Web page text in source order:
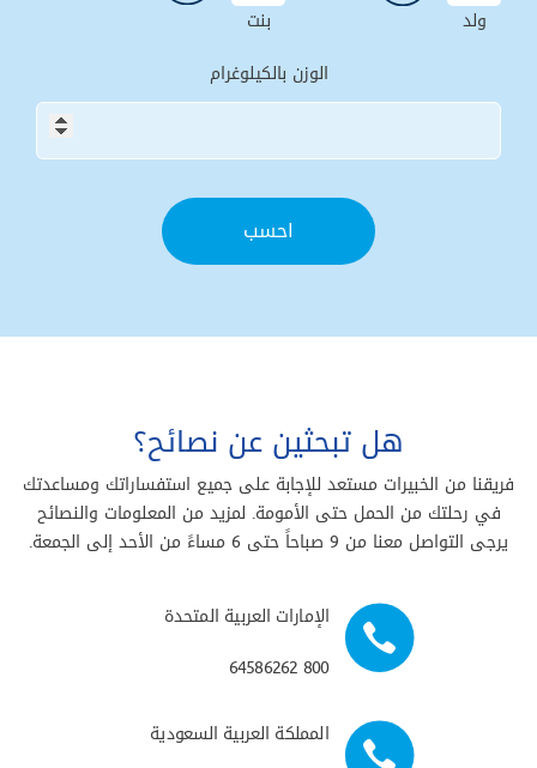
ولد
بنت
الوزن بالكيلوغرام
هل تبحثين عن نصائح؟
فريقنا من الخبيرات مستعد للإجابة على جميع استفساراتك ومساعدتك
في رحلتك من الحمل حتى الأمومة. لمزيد من المعلومات والنصائح
يرجى التواصل معنا من 9 صباحاً حتى 6 مساءً من الأحد إلى الجمعة.
الإمارات العربية المتحدة
800 64586262
المملكة العربية السعودية